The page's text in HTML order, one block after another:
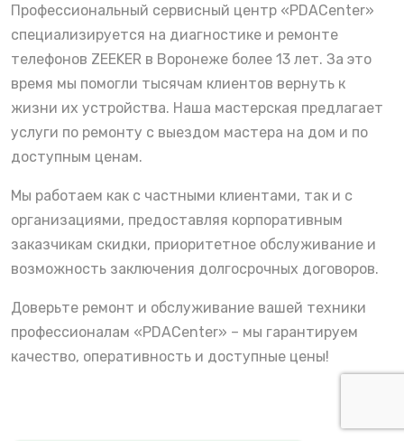
Профессиональный сервисный центр «PDACenter»
специализируется на диагностике и ремонте
телефонов ZEEKER в Воронеже более 13 лет. За это
время мы помогли тысячам клиентов вернуть к
жизни их устройства. Наша мастерская предлагает
услуги по ремонту с выездом мастера на дом и по
доступным ценам.
Мы работаем как с частными клиентами, так и с
организациями, предоставляя корпоративным
заказчикам скидки, приоритетное обслуживание и
возможность заключения долгосрочных договоров.
Доверьте ремонт и обслуживание вашей техники
профессионалам «PDACenter» – мы гарантируем
качество, оперативность и доступные цены!